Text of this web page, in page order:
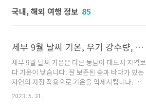
국내, 해외 여행 정보 85
세부 9월 날씨 기온, 우기 강수량, 옷차림, 심카드, 비행기표 가격,
세부 9월 날씨 기온은 다른 동남아 대도시 지역보
다 기온이 낮습니다. 잘 보존된 숲과 바다가 있는
자연의 자정 작용으로 기온을 억제시킵니다. 올
해 38도 가지 오르는 동남아 도시들이 많았습니
다. 또한 이 기간은 우기지만, 강수량이 높지 않습
2023. 5. 31.